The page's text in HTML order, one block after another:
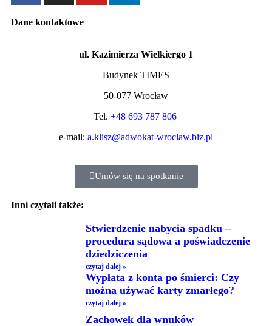
Dane kontaktowe
ul. Kazimierza Wielkiergo 1
Budynek TIMES
50-077 Wrocław
Tel. +48 693 787 806
e-mail: a.klisz@adwokat-wroclaw.biz.pl
Umów się na spotkanie
Inni czytali także:
Stwierdzenie nabycia spadku –
procedura sądowa a poświadczenie
dziedziczenia
czytaj dalej »
Wypłata z konta po śmierci: Czy
można używać karty zmarłego?
czytaj dalej »
Zachowek dla wnuków